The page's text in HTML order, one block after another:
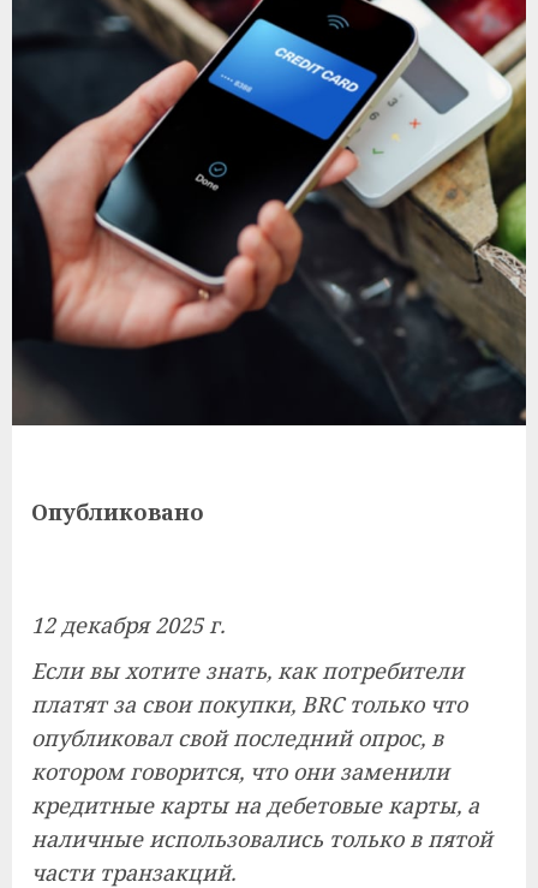
Опубликовано
12 декабря 2025 г.
Если вы хотите знать, как потребители
платят за свои покупки, BRC только что
опубликовал свой последний опрос, в
котором говорится, что они заменили
кредитные карты на дебетовые карты, а
наличные использовались только в пятой
части транзакций.